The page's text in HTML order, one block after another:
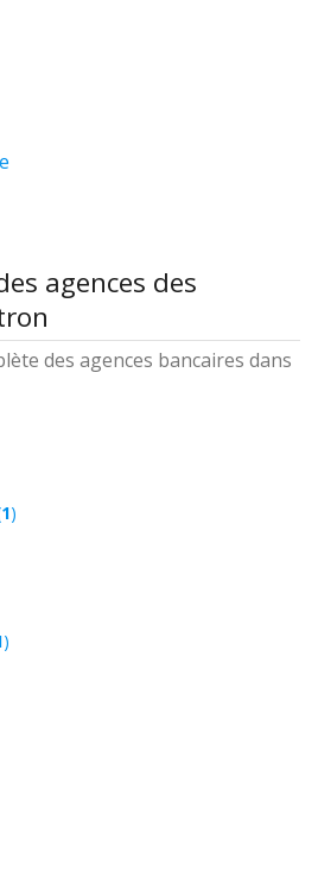
agences des
des agences bancaires dans
1)
)